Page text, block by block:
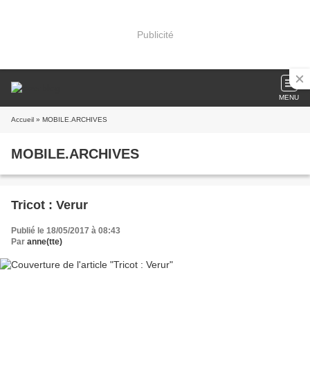
Publicité
MENU
Accueil » MOBILE.ARCHIVES
MOBILE.ARCHIVES
Tricot : Verur
Publié le 18/05/2017 à 08:43
Par anne(tte)